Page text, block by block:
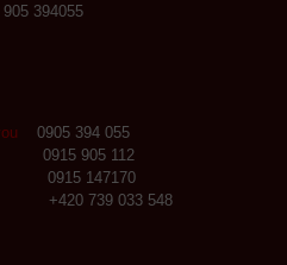
394055
0905 394 055
905 112
147170
033 548